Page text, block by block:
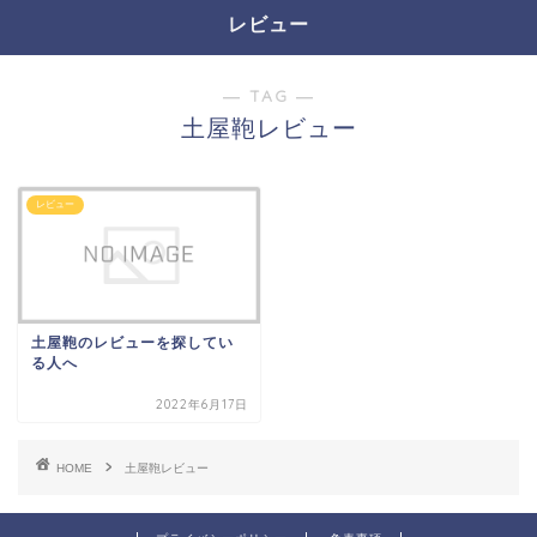
レビュー
― TAG ―
土屋鞄レビュー
レビュー
土屋鞄のレビューを探してい
る人へ
2022年6月17日
HOME 土屋鞄レビュー